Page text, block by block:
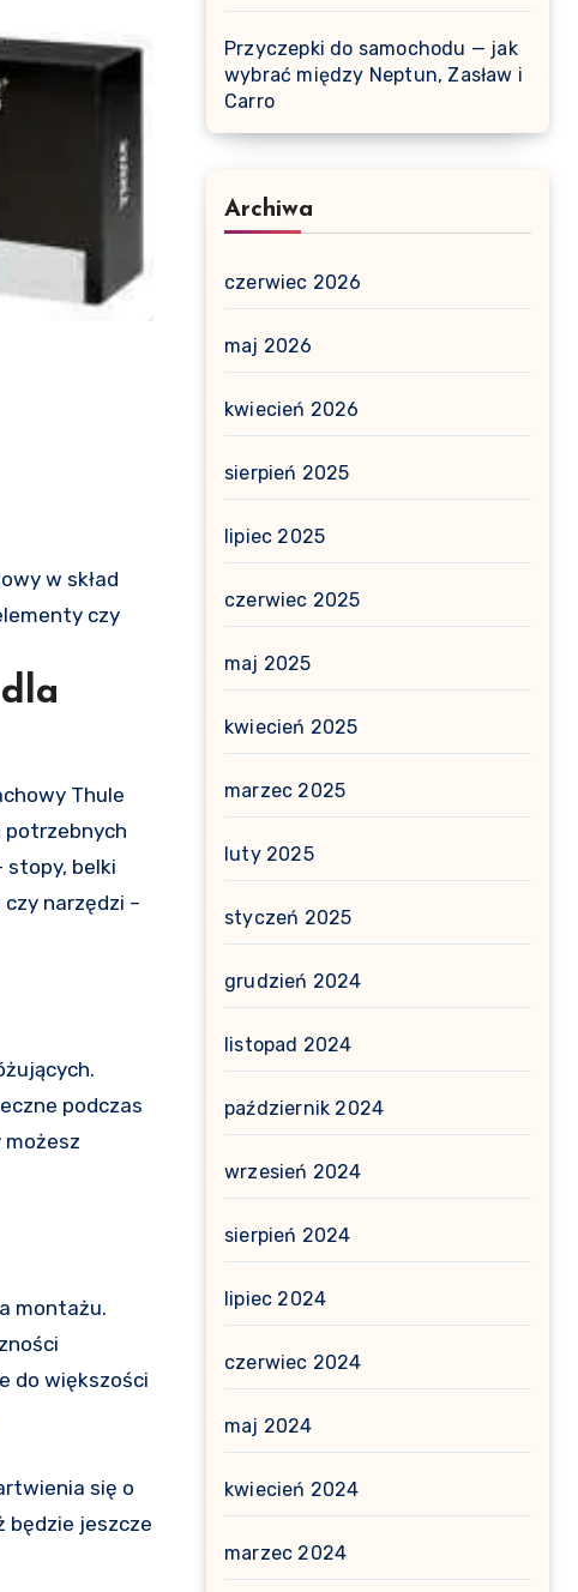
w skład
czy
potrzebnych
stopy, belki
narzędzi –
podczas
możesz
montażu.
do większości
się o
będzie jeszcze
Przyczepki do samochodu — jak
wybrać między Neptun, Zasław i
Carro
Archiwa
czerwiec 2026
maj 2026
kwiecień 2026
sierpień 2025
lipiec 2025
czerwiec 2025
maj 2025
kwiecień 2025
marzec 2025
luty 2025
styczeń 2025
grudzień 2024
listopad 2024
październik 2024
wrzesień 2024
sierpień 2024
lipiec 2024
czerwiec 2024
maj 2024
kwiecień 2024
marzec 2024